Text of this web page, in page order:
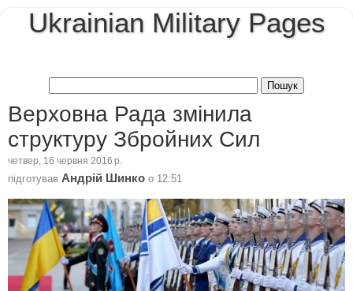
Ukrainian Military Pages
Верховна Рада змінила
структуру Збройних Сил
четвер, 16 червня 2016 р.
підготував Андрій Шинко о 12:51